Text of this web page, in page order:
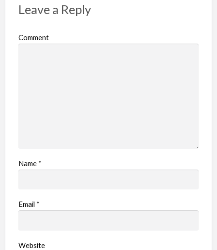
Leave a Reply
Comment
Name *
Email *
Website